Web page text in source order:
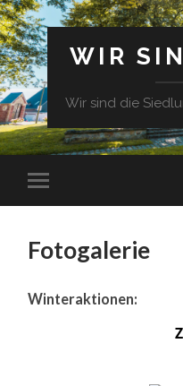
WIR
Wir sind die
Fotogalerie
Winteraktionen: